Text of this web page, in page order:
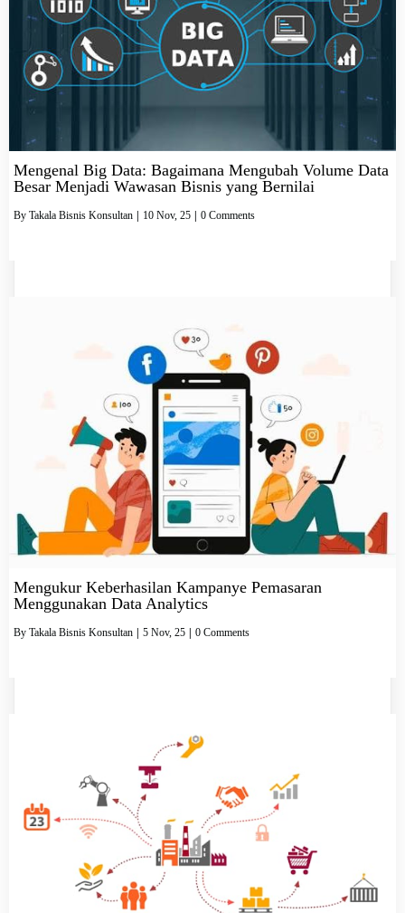
Mengenal Big Data: Bagaimana Mengubah Volume Data
Besar Menjadi Wawasan Bisnis yang Bernilai
By Takala Bisnis Konsultan 10 Nov, 25 0 Comments
Mengukur Keberhasilan Kampanye Pemasaran
Menggunakan Data Analytics
By Takala Bisnis Konsultan 5 Nov, 25 0 Comments